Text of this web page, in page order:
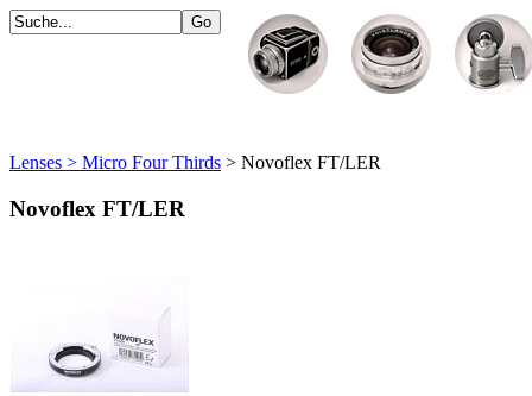
Lenses > Micro Four Thirds > Novoflex FT/LER
Novoflex FT/LER